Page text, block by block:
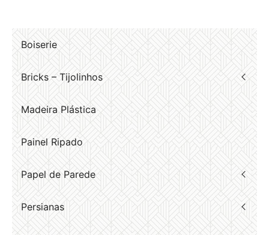
Boiserie
Bricks – Tijolinhos
Madeira Plástica
Painel Ripado
Papel de Parede
Persianas